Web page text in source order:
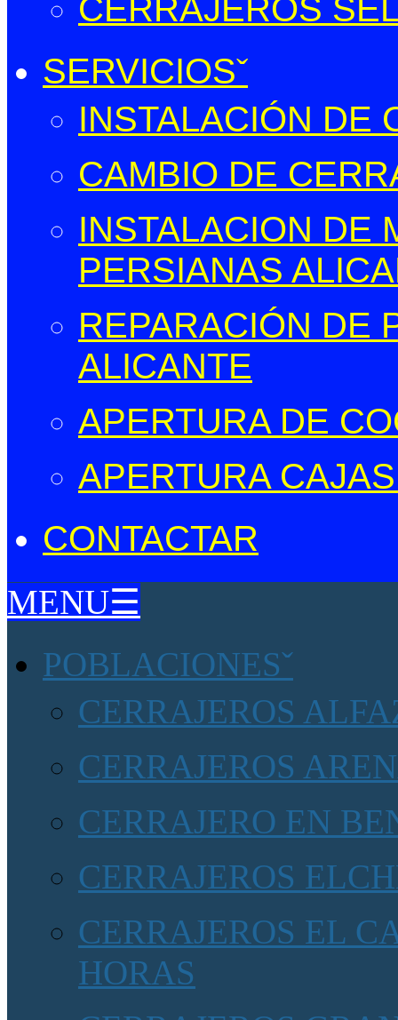
CERRAJEROS
SERVICIOS
INSTALACIÓN DE
CAMBIO DE
INSTALACION DE
PERSIANAS
REPARACIÓN DE
ALICANTE
APERTURA DE
APERTURA
CONTACTAR
MENU☰
POBLACIONES
CERRAJEROS
CERRAJEROS
CERRAJERO EN
CERRAJEROS
CERRAJEROS EL
HORAS